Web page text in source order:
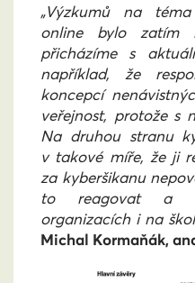
„Výzkumů na
online bylo zatím
přicházíme s
například, že
koncepcí
veřejnost, protože s
Na druhou stranu
v takové míře, že ji
za kyberšikanu
to reagovat a
organizacích i na
Michal Kormaňák,